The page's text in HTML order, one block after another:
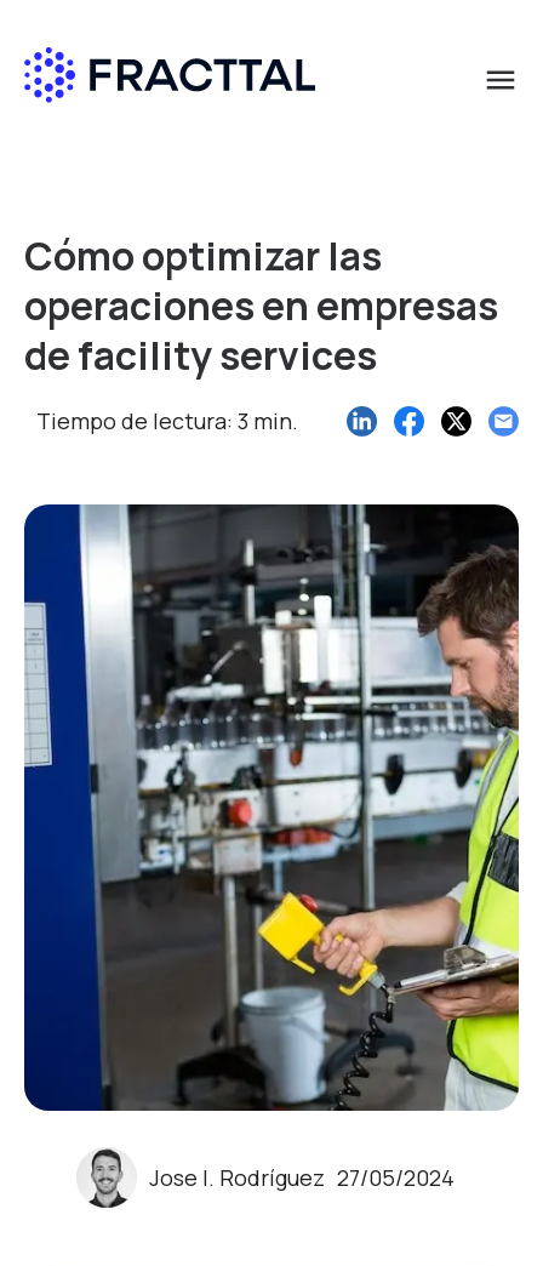
menu
Cómo optimizar las
operaciones en empresas
de facility services
Tiempo de lectura: 3 min.
Jose I. Rodríguez 27/05/2024